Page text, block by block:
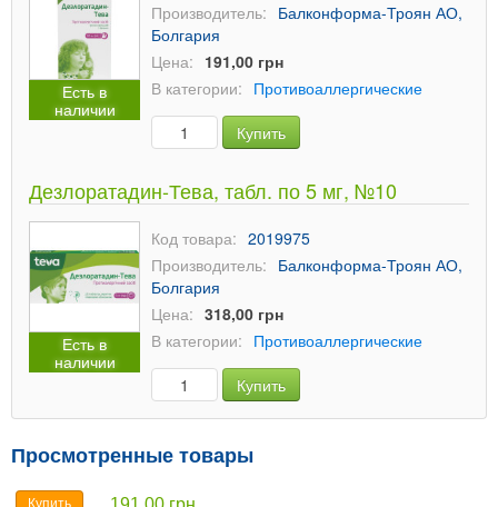
Есть в
наличии
Производитель: Балконформа-Троян АО,
Болгария
Цена: 191,00 грн
В категории: Противоаллергические
Купить
Дезлоратадин-Тева, табл. по 5 мг, №10
Есть в
наличии
Код товара: 2019975
Производитель: Балконформа-Троян АО,
Болгария
Цена: 318,00 грн
В категории: Противоаллергические
Купить
Просмотренные товары
Купить